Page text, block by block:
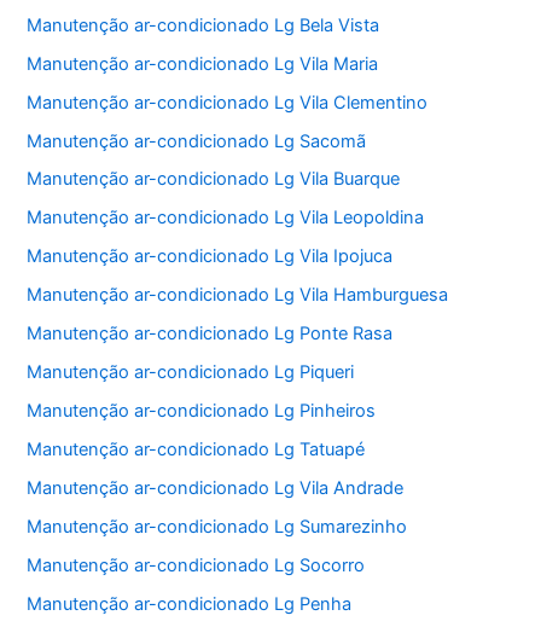
Manutenção ar-condicionado Lg Bela Vista
Manutenção ar-condicionado Lg Vila Maria
Manutenção ar-condicionado Lg Vila Clementino
Manutenção ar-condicionado Lg Sacomã
Manutenção ar-condicionado Lg Vila Buarque
Manutenção ar-condicionado Lg Vila Leopoldina
Manutenção ar-condicionado Lg Vila Ipojuca
Manutenção ar-condicionado Lg Vila Hamburguesa
Manutenção ar-condicionado Lg Ponte Rasa
Manutenção ar-condicionado Lg Piqueri
Manutenção ar-condicionado Lg Pinheiros
Manutenção ar-condicionado Lg Tatuapé
Manutenção ar-condicionado Lg Vila Andrade
Manutenção ar-condicionado Lg Sumarezinho
Manutenção ar-condicionado Lg Socorro
Manutenção ar-condicionado Lg Penha